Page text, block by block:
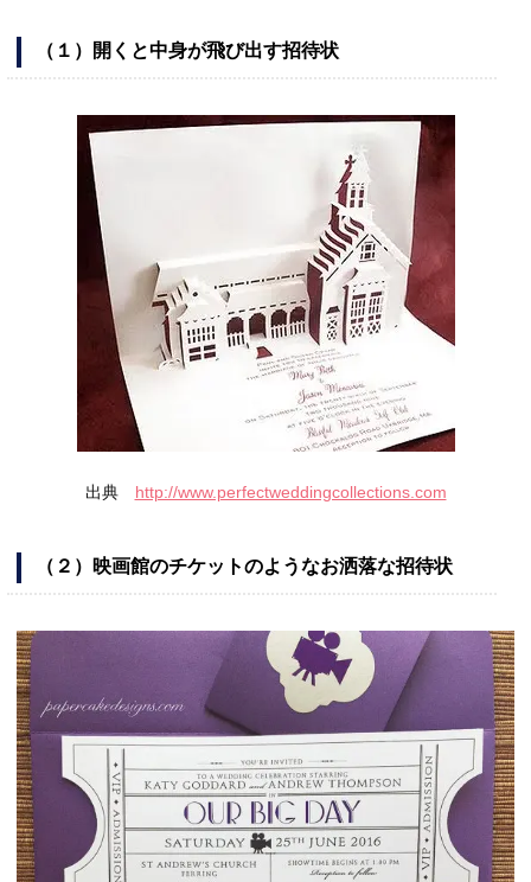
（１）開くと中身が飛び出す招待状
出典 http://www.perfectweddingcollections.com
（２）映画館のチケットのようなお洒落な招待状